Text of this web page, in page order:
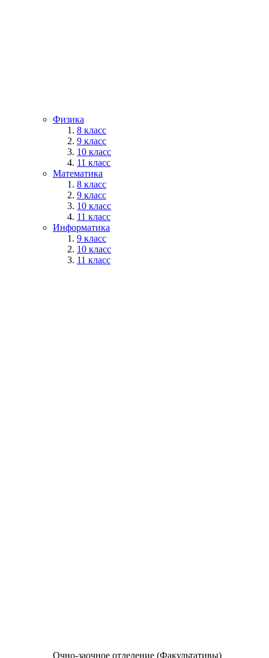
Физика
8 класс
9 класс
10 класс
11 класс
Математика
8 класс
9 класс
10 класс
11 класс
Информатика
9 класс
10 класс
11 класс
Очно-заочное отделение (Факультативы)